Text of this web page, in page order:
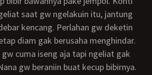
saat gw ngelakuin itu, jantung
kencang. Perlahan gw deketin
diam gak berusaha menghindar.
gw beraniin buat kecup bibirnya.